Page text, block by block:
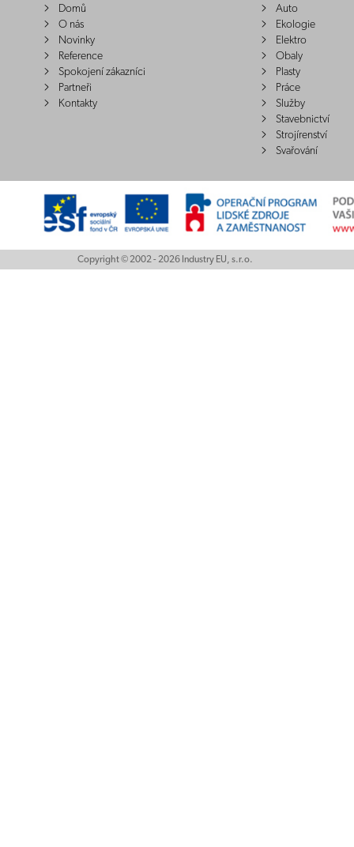
Domů
O nás
Novinky
Reference
Spokojení zákazníci
Partneři
Kontakty
Auto
Ekologie
Elektro
Obaly
Plasty
Práce
Služby
Stavebnictví
Strojírenství
Svařování
Copyright © 2002 - 2026 Industry EU, s.r.o.